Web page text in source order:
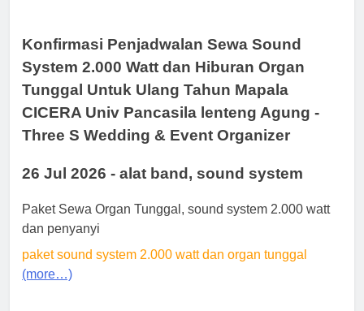
Konfirmasi Penjadwalan Sewa Sound
System 2.000 Watt dan Hiburan Organ
Tunggal Untuk Ulang Tahun Mapala
CICERA Univ Pancasila lenteng Agung -
Three S Wedding & Event Organizer
26 Jul 2026 - alat band, sound system
Paket Sewa Organ Tunggal, sound system 2.000 watt
dan penyanyi
paket sound system 2.000 watt dan organ tunggal
(more…)